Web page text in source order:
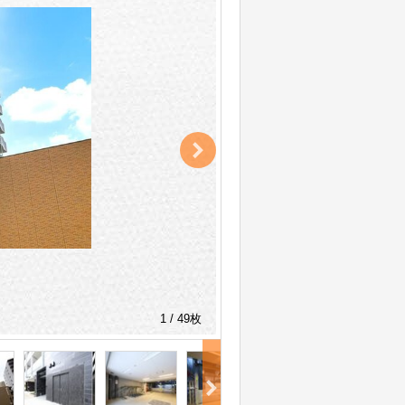
1 / 49枚